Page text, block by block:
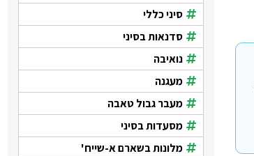
סיני כללי
סדנאות בסיני
נואיבה
מעגנה
מעבר גבול טאבה
מסעדות בסיני
מלונות בשארם א-שייח'